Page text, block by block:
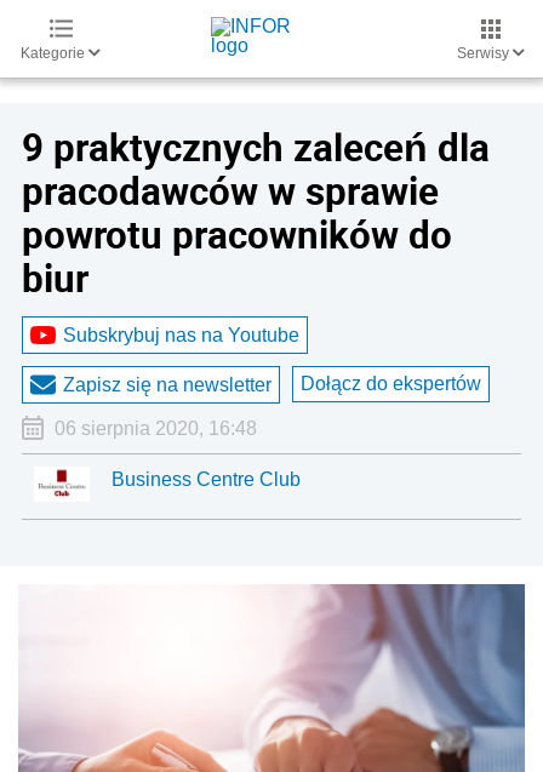
Kategorie Serwisy
9 praktycznych zaleceń dla
pracodawców w sprawie
powrotu pracowników do
biur
Subskrybuj nas na Youtube
Zapisz się na newsletter Dołącz do ekspertów
06 sierpnia 2020, 16:48
Business Centre Club